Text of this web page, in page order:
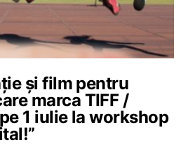
și film pentru
marca TIFF /
1 iulie la workshop